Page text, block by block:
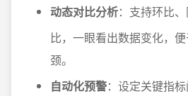
动态对比分析：支持环比
比，一眼看出数据变化，
颈。
自动化预警：设定关键指